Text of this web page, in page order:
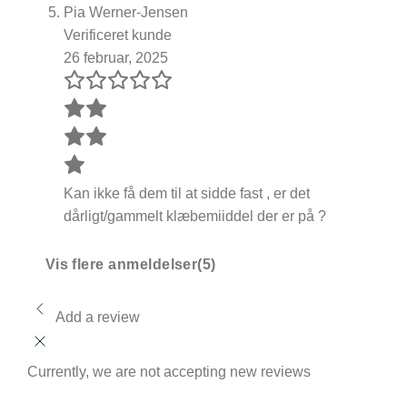
Pia Werner-Jensen
Verificeret kunde
26 februar, 2025
Kan ikke få dem til at sidde fast , er det
dårligt/gammelt klæbemiiddel der er på ?
Vis flere anmeldelser(5)
Add a review
Currently, we are not accepting new reviews